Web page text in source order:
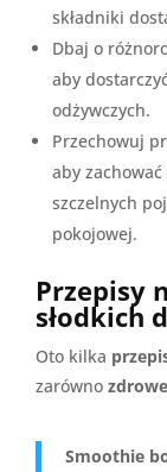
składniki
Dbaj o
aby
odżywczych.
Przechowuj
aby
szczelnych
pokojowej.
Przepisy
słodkich
Oto kilka
zarówno
Smoothie